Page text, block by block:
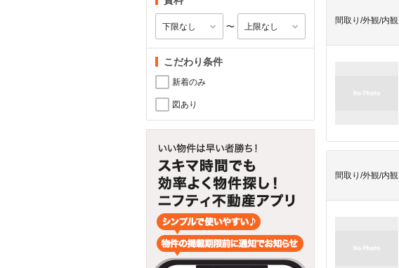
〜
こだわり条件
新着のみ
図あり
間取り/外観/内観
間取り/外観/内観